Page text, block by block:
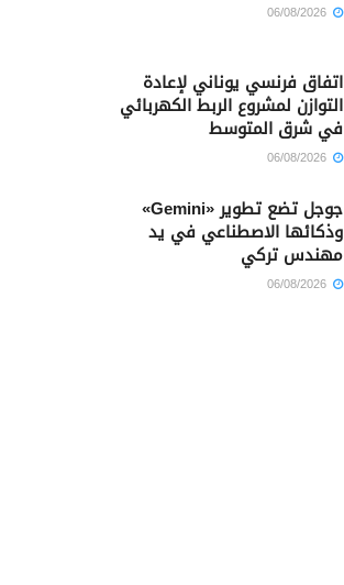
اتفاق فرنسي يوناني لإعادة
التوازن لمشروع الربط الكهربائي
في شرق المتوسط
جوجل تضع تطوير «Gemini»
وذكائها الاصطناعي في يد
مهندس تركي